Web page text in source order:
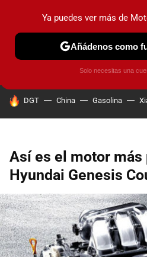
PRUEBAS COCHES
HOY SE HABLA DE
DGT China Gasolina
Así es el motor más
Hyundai Genesis
Ya puedes ver más de
Añádenos como
Solo necesitas una